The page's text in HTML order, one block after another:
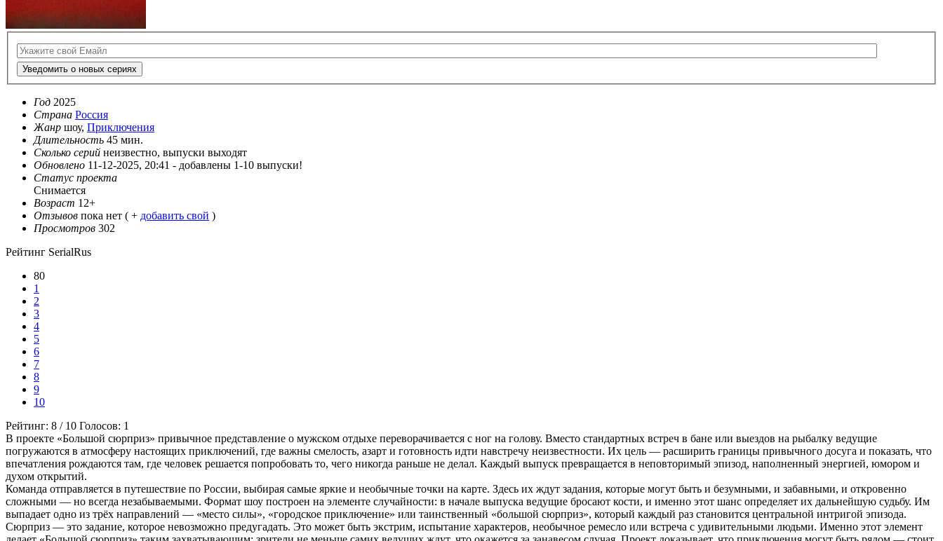
Уведомить о новых сериях
Год 2025
Страна Россия
Жанр шоу, Приключения
Длительность 45 мин.
Сколько серий неизвестно, выпуски выходят
Обновлено 11-12-2025, 20:41 - добавлены 1-10 выпуски!
Статус проекта
Снимается
Возраст 12+
Отзывов пока нет ( + добавить свой )
Просмотров 302
Рейтинг SerialRus
80
1
2
3
4
5
6
7
8
9
10
Рейтинг: 8 / 10 Голосов: 1
В проекте «Большой сюрприз» привычное представление о мужском отдыхе переворачивается с ног на голову. Вместо стандартных встреч в бане или выездов на рыбалку ведущие
погружаются в атмосферу настоящих приключений, где важны смелость, азарт и готовность идти навстречу неизвестности. Их цель — расширить границы привычного досуга и показать, что
впечатления рождаются там, где человек решается попробовать то, чего никогда раньше не делал. Каждый выпуск превращается в неповторимый эпизод, наполненный энергией, юмором и
духом открытий.
Команда отправляется в путешествие по России, выбирая самые яркие и необычные точки на карте. Здесь их ждут задания, которые могут быть и безумными, и забавными, и откровенно
сложными — но всегда незабываемыми. Формат шоу построен на элементе случайности: в начале выпуска ведущие бросают кости, и именно этот шанс определяет их дальнейшую судьбу. Им
выпадает одно из трёх направлений — «место силы», «городское приключение» или таинственный «большой сюрприз», который каждый раз становится центральной интригой эпизода.
Сюрприз — это задание, которое невозможно предугадать. Это может быть экстрим, испытание характеров, необычное ремесло или встреча с удивительными людьми. Именно этот элемент